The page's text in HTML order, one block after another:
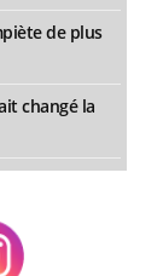
de plus
changé la